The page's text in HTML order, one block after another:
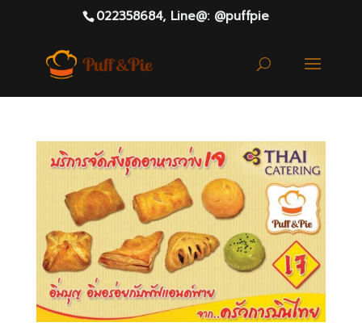
022358684, Line@: @puffpie